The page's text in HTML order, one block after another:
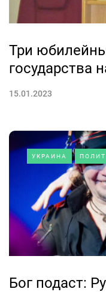
Три
государства
15.01.2023
УКРАИНА
Бог подаст: